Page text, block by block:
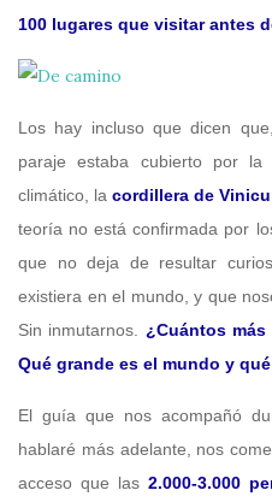
100 lugares que visitar antes
Los hay incluso que dicen
paraje estaba cubierto por
climático, la cordillera de
teoría no está confirmada por
que no deja de resultar
existiera en el mundo, y que
Sin inmutarnos. ¿Cuántos
Qué grande es el mundo y
El guía que nos acompañó
hablaré más adelante, nos
acceso que las2.000-3.000